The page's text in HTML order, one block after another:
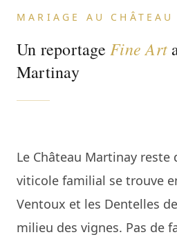
MARIAGE AU
Un reportageFine Art
Martinay
Le Château Martinay reste
viticole familial se trouve
Ventoux et les Dentelles
milieu des vignes. Pas de